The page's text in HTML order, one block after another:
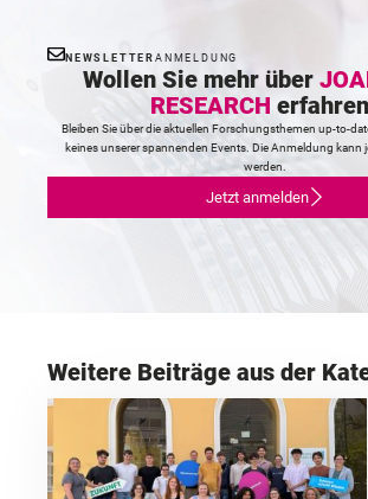
NEWSLETTER ANMELDUNG
Wollen Sie mehr über
RESEARCH
Bleiben Sie über die aktuellen Forschungsthemen up-to-
keines unserer spannenden Events. Die Anmeldung kann
werden.
Jetzt anmelden
Weitere Beiträge aus der